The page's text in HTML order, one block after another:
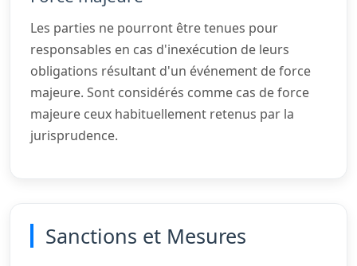
Les parties ne pourront être tenues pour
responsables en cas d'inexécution de leurs
obligations résultant d'un événement de force
majeure. Sont considérés comme cas de force
majeure ceux habituellement retenus par la
jurisprudence.
Sanctions et Mesures